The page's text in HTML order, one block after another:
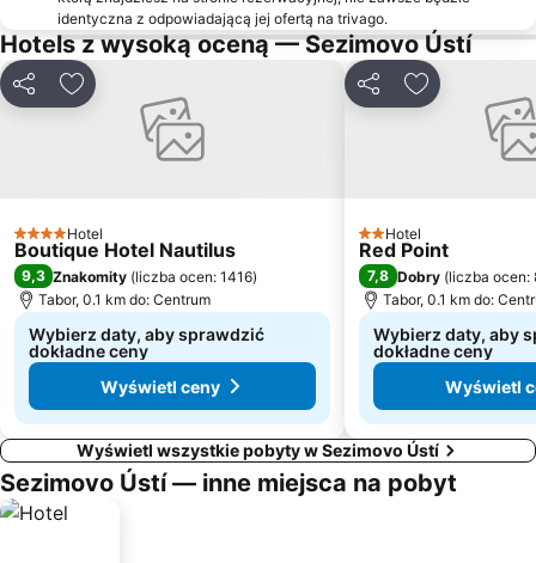
identyczna z odpowiadającą jej ofertą na trivago.
Hotels z wysoką oceną — Sezimovo Ústí
UdostępnijDodaj do ulubionych
4 Kategoria
Hotel
Boutique Hotel Nautilus
9,3 Znakomity (liczba ocen: 1416)
Tabor, 0.1 km do: Centrum
Wybierz daty, aby sprawdzić
dokładne ceny
Wyświetl ceny
UdostępnijDodaj do
2 Kategoria
Hotel
Red Point
7,8 Dobry (liczba ocen:
Tabor, 0.1 km do:
Wybierz daty, aby
dokładne ceny
Wyświetl
Wyświetl wszystkie pobyty w Sezimovo Ústí
Sezimovo Ústí — inne miejsca na pobyt